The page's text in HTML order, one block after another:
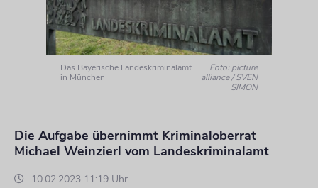
Das Bayerische Landeskriminalamt
in München
Foto: picture
alliance / SVEN
SIMON
Die Aufgabe übernimmt Kriminaloberrat
Michael Weinzierl vom Landeskriminalamt
10.02.2023 11:19 Uhr